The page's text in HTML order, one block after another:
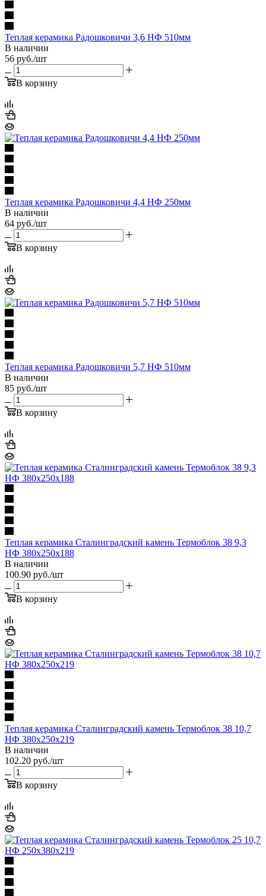
Теплая керамика Радошковичи 3,6 НФ 510мм
В наличии
56 руб./шт
В корзину
Теплая керамика Радошковичи 4,4 НФ 250мм
В наличии
64 руб./шт
В корзину
Теплая керамика Радошковичи 5,7 НФ 510мм
В наличии
85 руб./шт
В корзину
Теплая керамика Сталинградский камень Термоблок 38 9,3
НФ 380х250х188
В наличии
100.90 руб./шт
В корзину
Теплая керамика Сталинградский камень Термоблок 38 10,7
НФ 380х250х219
В наличии
102.20 руб./шт
В корзину